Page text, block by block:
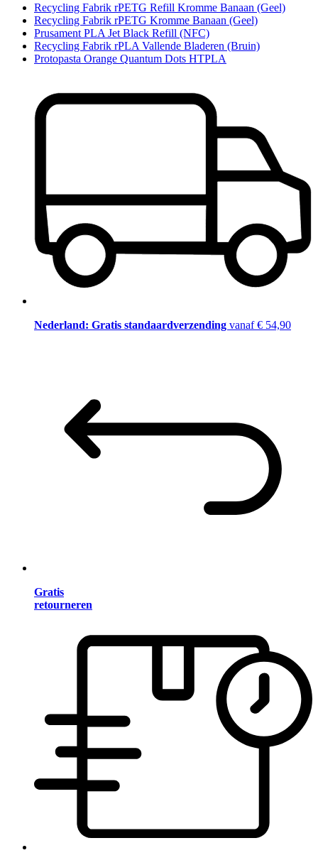
Recycling Fabrik rPETG Refill Kromme Banaan (Geel)
Recycling Fabrik rPETG Kromme Banaan (Geel)
Prusament PLA Jet Black Refill (NFC)
Recycling Fabrik rPLA Vallende Bladeren (Bruin)
Protopasta Orange Quantum Dots HTPLA
Nederland: Gratis standaardverzending vanaf € 54,90
Gratis
retourneren